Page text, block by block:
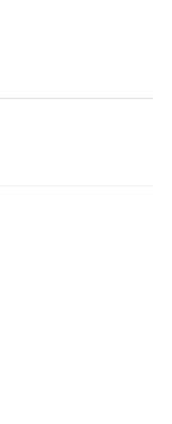
via X -
via
nieuwsbericht
dit